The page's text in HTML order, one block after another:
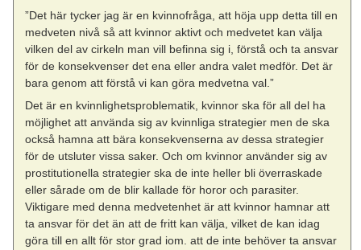
”Det här tycker jag är en kvinnofråga, att höja upp detta till en
medveten nivå så att kvinnor aktivt och medvetet kan välja
vilken del av cirkeln man vill befinna sig i, förstå och ta ansvar
för de konsekvenser det ena eller andra valet medför. Det är
bara genom att förstå vi kan göra medvetna val.”
Det är en kvinnlighetsproblematik, kvinnor ska för all del ha
möjlighet att använda sig av kvinnliga strategier men de ska
också hamna att bära konsekvenserna av dessa strategier
för de utsluter vissa saker. Och om kvinnor använder sig av
prostitutionella strategier ska de inte heller bli överraskade
eller sårade om de blir kallade för horor och parasiter.
Viktigare med denna medvetenhet är att kvinnor hamnar att
ta ansvar för det än att de fritt kan välja, vilket de kan idag
göra till en allt för stor grad iom. att de inte behöver ta ansvar